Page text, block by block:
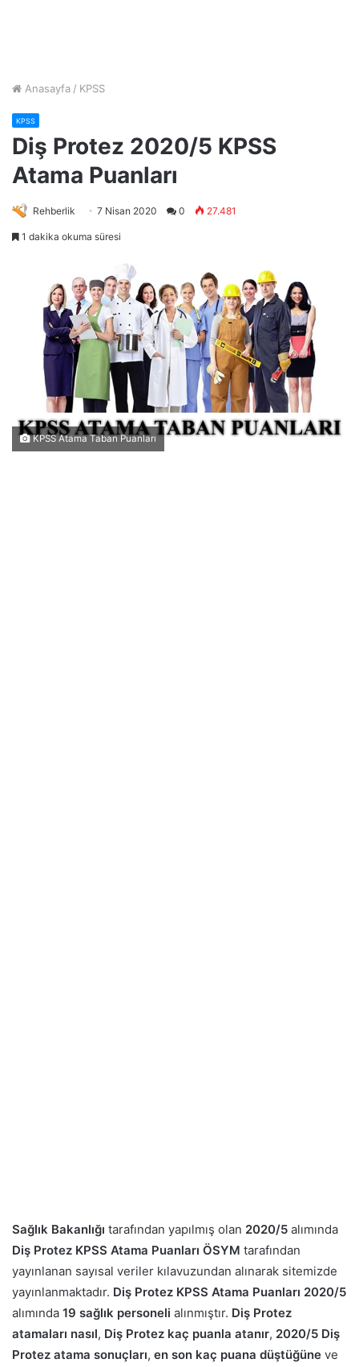
Anasayfa / KPSS
KPSS
Diş Protez 2020/5 KPSS
Atama Puanları
Rehberlik 7 Nisan 2020 0 27.481
1 dakika okuma süresi
KPSS Atama Taban Puanları
Sağlık Bakanlığı tarafından yapılmış olan 2020/5 alımında
Diş Protez KPSS Atama Puanları ÖSYM tarafından
yayınlanan sayısal veriler kılavuzundan alınarak sitemizde
yayınlanmaktadır. Diş Protez KPSS Atama Puanları 2020/5
alımında 19 sağlık personeli alınmıştır. Diş Protez
atamaları nasıl, Diş Protez kaç puanla atanır, 2020/5 Diş
Protez atama sonuçları, en son kaç puana düştüğüne ve